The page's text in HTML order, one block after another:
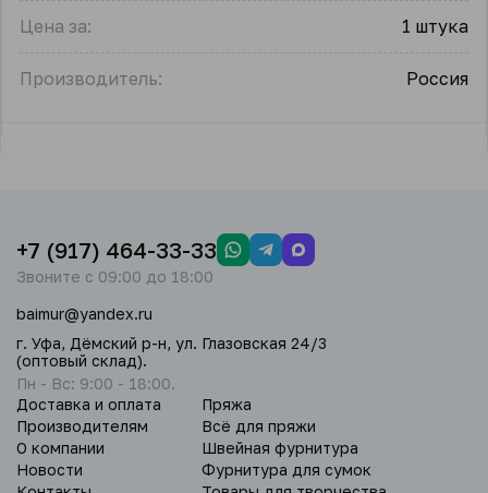
Цена за: 1 штука
Производитель: Россия
Доставка и оплата
Производителям
О компании
Новости
Пряжа
Всё для пряжи
Швейная фурнитура
Фурнитура для сумок
+7 (917) 464-33-33
Звоните с 09:00 до 18:00
baimur@yandex.ru
г. Уфа, Дёмский р-н, ул. Глазовская 24/3
(оптовый склад).
Пн - Вс: 9:00 - 18:00.